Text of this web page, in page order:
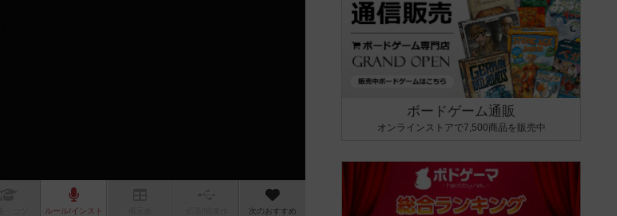
ルール/インスト 次のおすすめ
ボードゲーム通販
オンラインストアで7,500商品を販売中